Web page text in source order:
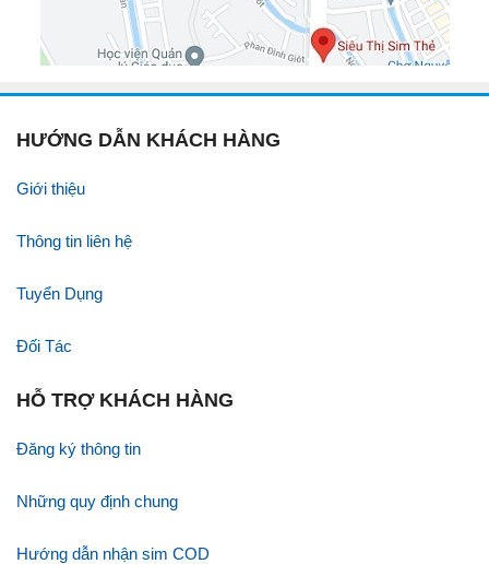
HƯỚNG DẪN KHÁCH HÀNG
Giới thiệu
Thông tin liên hệ
Tuyển Dụng
Đối Tác
HỖ TRỢ KHÁCH HÀNG
Đăng ký thông tin
Những quy định chung
Hướng dẫn nhận sim COD